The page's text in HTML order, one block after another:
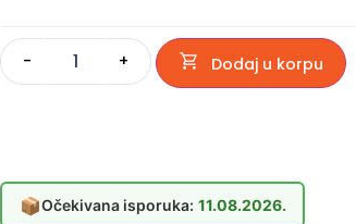
- + Dodaj u korpu
📦Očekivana isporuka: 11.08.2026.